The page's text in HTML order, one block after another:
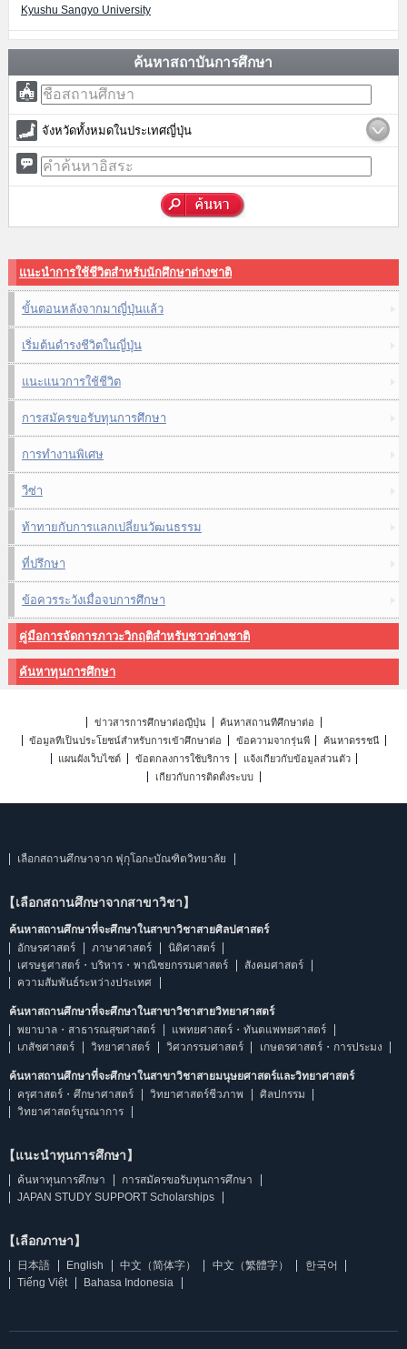
Kyushu Sangyo University
ค้นหาสถาบันการศึกษา
จังหวัดทั้งหมดในประเทศญี่ปุ่น
แนะนำการใช้ชีวิตสำหรับนักศึกษาต่างชาติ
ขั้นตอนหลังจากมาญี่ปุ่นแล้ว
เริ่มต้นดำรงชีวิตในญี่ปุ่น
แนะแนวการใช้ชีวิต
การสมัครขอรับทุนการศึกษา
การทำงานพิเศษ
วีซ่า
ท้าทายกับการแลกเปลี่ยนวัฒนธรรม
ที่ปรึกษา
ข้อควรระวังเมื่อจบการศึกษา
คู่มือการจัดการภาวะวิกฤติสำหรับชาวต่างชาติ
ค้นหาทุนการศึกษา
ข่าวสารการศึกษาต่อญี่ปุ่น
ค้นหาสถานที่ศึกษาต่อ
ข้อมูลที่เป็นประโยชน์สำหรับการเข้าศึกษาต่อ
ข้อความจากรุ่นพี่
ค้นหาดรรชนี
แผนผังเว็บไซต์
ข้อตกลงการใช้บริการ
แจ้งเกี่ยวกับข้อมูลส่วนตัว
เกี่ยวกับการติดตั้งระบบ
เลือกสถานศึกษาจาก ฟุกุโอกะบัณฑิตวิทยาลัย
【เลือกสถานศึกษาจากสาขาวิชา】
ค้นหาสถานศึกษาที่จะศึกษาในสาขาวิชาสายศิลปศาสตร์
อักษรศาสตร์
ภาษาศาสตร์
นิติศาสตร์
เศรษฐศาสตร์・บริหาร・พาณิชยกรรมศาสตร์
สังคมศาสตร์
ความสัมพันธ์ระหว่างประเทศ
ค้นหาสถานศึกษาที่จะศึกษาในสาขาวิชาสายวิทยาศาสตร์
พยาบาล・สาธารณสุขศาสตร์
แพทยศาสตร์・ทันตแพทยศาสตร์
เภสัชศาสตร์
วิทยาศาสตร์ วิศวกรรมศาสตร์ เกษตรศาสตร์・การประมง
ค้นหาสถานศึกษาที่จะศึกษาในสาขาวิชาสายมนุษยศาสตร์และวิทยาศาสตร์
ครุศาสตร์・ศึกษาศาสตร์
วิทยาศาสตร์ชีวภาพ
ศิลปกรรม
วิทยาศาสตร์บูรณาการ
【แนะนำทุนการศึกษา】
ค้นหาทุนการศึกษา
การสมัครขอรับทุนการศึกษา
JAPAN STUDY SUPPORT Scholarships
【เลือกภาษา】
日本語 English 中文（简体字） 中文（繁體字）
한국어
Tiếng Việt
Bahasa Indonesia